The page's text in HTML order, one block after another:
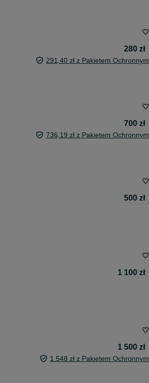
280 zł
291,40 zł z Pakietem Ochronnym
700 zł
736,19 zł z Pakietem Ochronnym
500 zł
1 100 zł
1 500 zł
1 548 zł z Pakietem Ochronnym